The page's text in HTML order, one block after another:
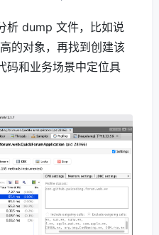
析 dump 文件，比如说
的对象，再找到创建该
码和业务场景中定位具